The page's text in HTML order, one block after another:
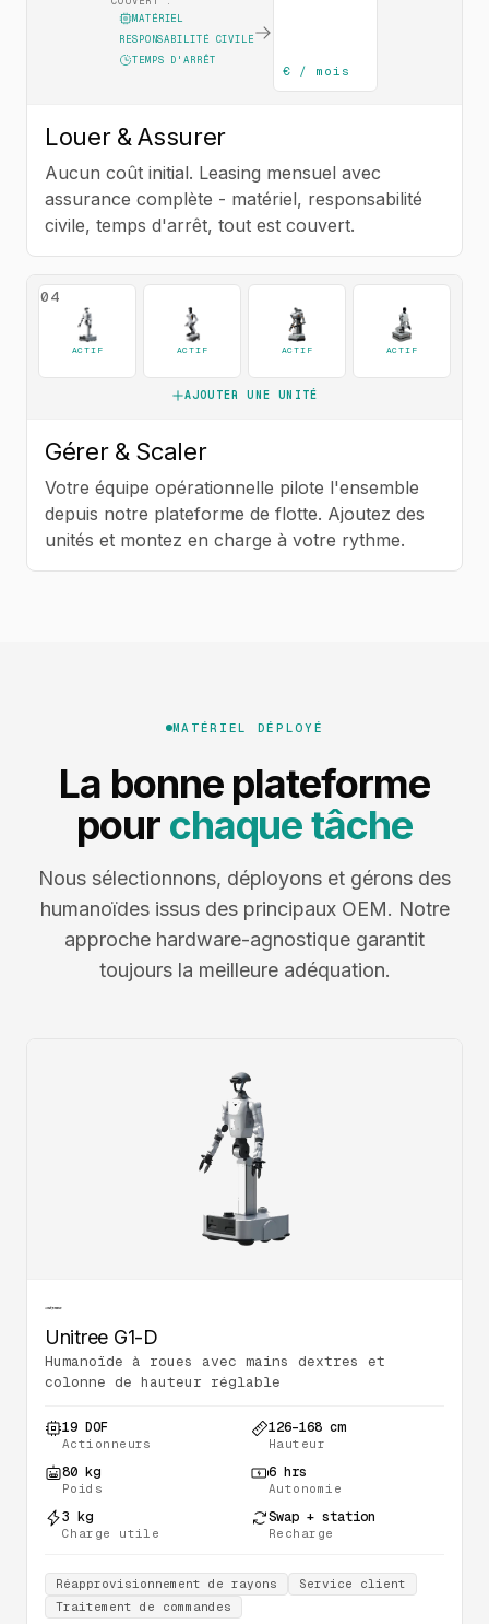
MATÉRIEL
RESPONSABILITÉ CIVILE
TEMPS D'ARRÊT
€ / mois
Louer & Assurer
Aucun coût initial. Leasing mensuel avec
assurance complète - matériel, responsabilité
civile, temps d'arrêt, tout est couvert.
04
ACTIF ACTIF ACTIF ACTIF
AJOUTER UNE UNITÉ
Gérer & Scaler
Votre équipe opérationnelle pilote l'ensemble
depuis notre plateforme de flotte. Ajoutez des
unités et montez en charge à votre rythme.
MATÉRIEL DÉPLOYÉ
La bonne plateforme
pour chaque tâche
Nous sélectionnons, déployons et gérons des
humanoïdes issus des principaux OEM. Notre
approche hardware-agnostique garantit
toujours la meilleure adéquation.
Unitree G1-D
Humanoïde à roues avec mains dextres et
colonne de hauteur réglable
19 DOF
Actionneurs
126–168 cm
Hauteur
80 kg
Poids
6 hrs
Autonomie
3 kg
Charge utile
Swap + station
Recharge
Réapprovisionnement de rayons
Service client
Traitement de commandes